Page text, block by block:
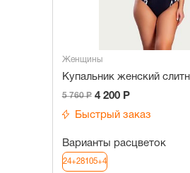
Женщины
Купальник женский
5 760 Р 4 200 Р
Быстрый заказ
Варианты расцветок
24+28105+4